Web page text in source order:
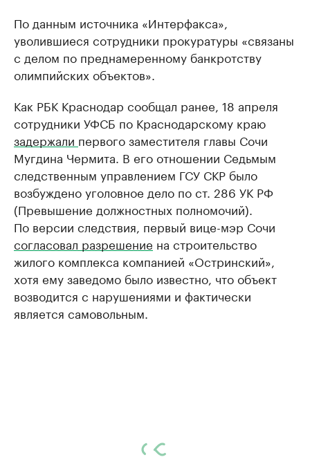
По данным источника «Интерфакса»,
уволившиеся сотрудники прокуратуры «связаны
с делом по преднамеренному банкротству
олимпийских объектов».
Как РБК Краснодар сообщал ранее, 18 апреля
сотрудники УФСБ по Краснодарскому краю
задержали первого заместителя главы Сочи
Мугдина Чермита. В его отношении Седьмым
следственным управлением ГСУ СКР было
возбуждено уголовное дело по ст. 286 УК РФ
(Превышение должностных полномочий).
По версии следствия, первый вице-мэр Сочи
согласовал разрешение на строительство
жилого комплекса компанией «Остринский»,
хотя ему заведомо было известно, что объект
возводится с нарушениями и фактически
является самовольным.